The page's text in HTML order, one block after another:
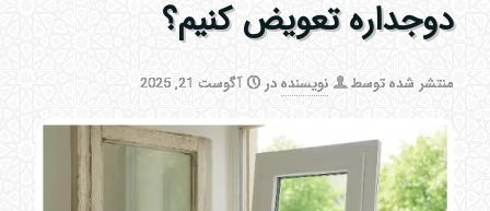
دوجداره تعویض کنیم؟
منتشر شده توسط نویسندهدر آگوست 21, 2025